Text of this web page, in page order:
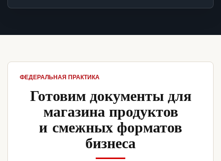
ФЕДЕРАЛЬНАЯ ПРАКТИКА
Готовим документы для
магазина продуктов
и смежных форматов
бизнеса